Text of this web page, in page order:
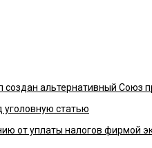
создан альтернативный Союз
уголовную статью
от уплаты налогов фирмой